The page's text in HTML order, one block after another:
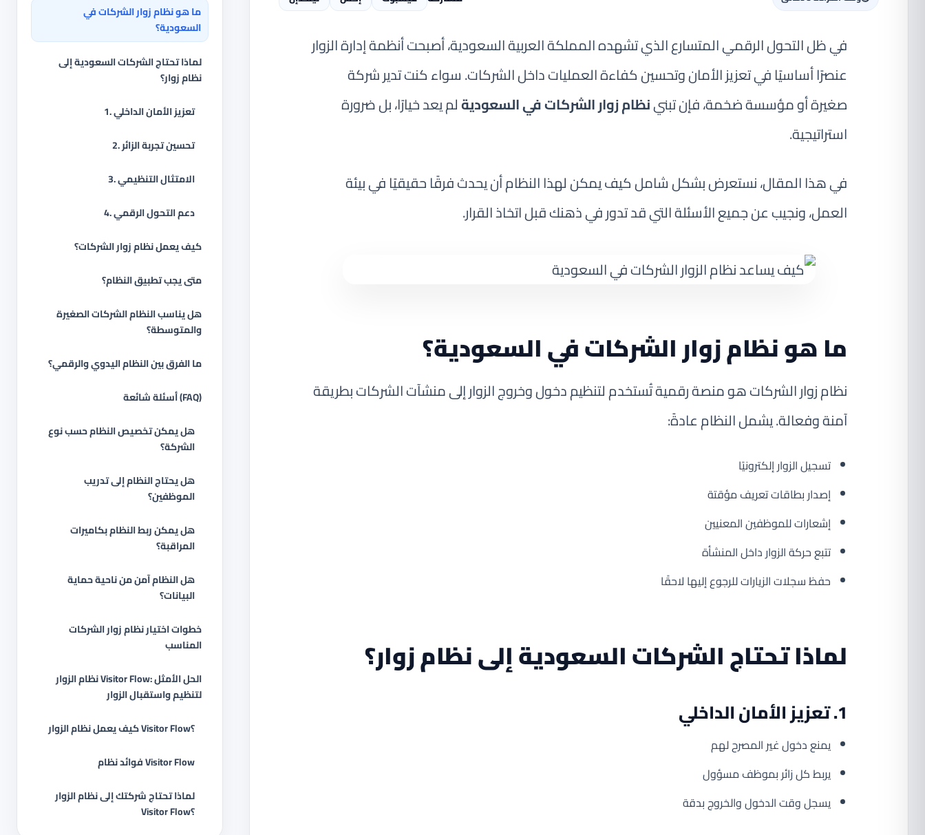
ما هو نظام زوار الشركات في
السعودية؟
لماذا تحتاج الشركات السعودية إلى
نظام زوار؟
1. تعزيز الأمان الداخلي
2. تحسين تجربة الزائر
3. الامتثال التنظيمي
4. دعم التحول الرقمي
كيف يعمل نظام زوار الشركات؟
متى يجب تطبيق النظام؟
هل يناسب النظام الشركات الصغيرة
والمتوسطة؟
ما الفرق بين النظام اليدوي والرقمي؟
أسئلة شائعة (FAQ)
هل يمكن تخصيص النظام حسب نوع
الشركة؟
هل يحتاج النظام إلى تدريب
الموظفين؟
هل يمكن ربط النظام بكاميرات
المراقبة؟
هل النظام آمن من ناحية حماية
البيانات؟
خطوات اختيار نظام زوار الشركات
المناسب
نظام الزوار Visitor Flow: الحل الأمثل
لتنظيم واستقبال الزوار
كيف يعمل نظام الزوار Visitor Flow؟
فوائد نظام Visitor Flow
لماذا تحتاج شركتك إلى نظام الزوار
Visitor Flow؟
في ظل التحول الرقمي المتسارع الذي تشهده المملكة العربية السعودية، أصبحت أنظمة إدارة الزوار
عنصرًا أساسيًا في تعزيز الأمان وتحسين كفاءة العمليات داخل الشركات. سواء كنت تدير شركة
صغيرة أو مؤسسة ضخمة، فإن تبنينظام زوار الشركات في السعوديةلم يعد خيارًا، بل ضرورة
استراتيجية.
في هذا المقال، نستعرض بشكل شامل كيف يمكن لهذا النظام أن يحدث فرقًا حقيقيًا في بيئة
العمل، ونجيب عن جميع الأسئلة التي قد تدور في ذهنك قبل اتخاذ القرار.
ما هو نظام زوار الشركات في السعودية؟
نظام زوار الشركات هو منصة رقمية تُستخدم لتنظيم دخول وخروج الزوار إلى منشآت الشركات بطريقة
آمنة وفعالة. يشمل النظام عادةً:
تسجيل الزوار إلكترونيًا
إصدار بطاقات تعريف مؤقتة
إشعارات للموظفين المعنيين
تتبع حركة الزوار داخل المنشأة
حفظ سجلات الزيارات للرجوع إليها لاحقًا
لماذا تحتاج الشركات السعودية إلى نظام زوار؟
1. تعزيز الأمان الداخلي
يمنع دخول غير المصرح لهم
يربط كل زائر بموظف مسؤول
يسجل وقت الدخول والخروج بدقة